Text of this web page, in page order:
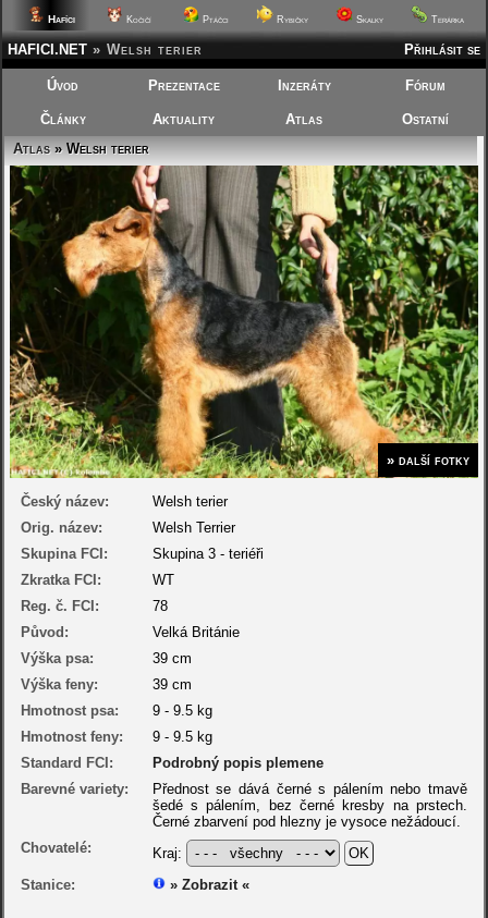
Hafíci Kočičí Ptáčci Rybičky Skalky Terárka
Přihlásit se
HAFICI.NET » Welsh terier
Úvod Prezentace Inzeráty Fórum
Články Aktuality Atlas
Ostatní
Atlas» Welsh terier
» další fotky
Český název:
Welsh terier
Orig. název:
Welsh Terrier
Skupina FCI:
Skupina 3 - teriéři
Zkratka FCI:
WT
Reg. č. FCI:
78
Původ:
Velká Británie
Výška psa:
39 cm
Výška feny:
39 cm
Hmotnost psa:
9 - 9.5 kg
Hmotnost feny:
9 - 9.5 kg
Standard FCI:
Podrobný popis plemene
Barevné variety:
Přednost se dává černé s pálením nebo tmavě
šedé s pálením, bez černé kresby na prstech.
Černé zbarvení pod hlezny je vysoce nežádoucí.
Chovatelé:
Kraj:
Stanice:
» Zobrazit «